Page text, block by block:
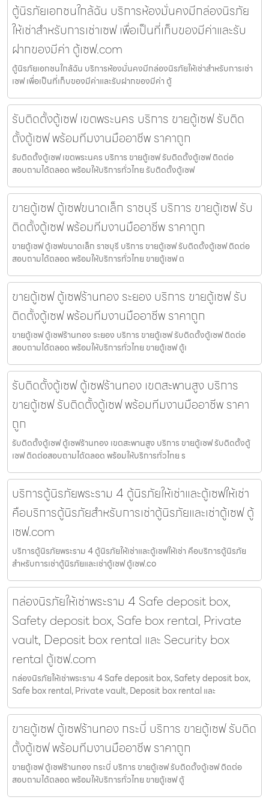
ตู้นิรภัยเอกชนใกล้ฉัน บริการห้องมั่นคงมีกล่องนิรภัย
ให้เช่าสำหรับการเช่าเซฟ เพื่อเป็นที่เก็บของมีค่าและรับ
ฝากของมีค่า ตู้เซฟ.com
ตู้นิรภัยเอกชนใกล้ฉัน บริการห้องมั่นคงมีกล่องนิรภัยให้เช่าสำหรับการเช่า
เซฟ เพื่อเป็นที่เก็บของมีค่าและรับฝากของมีค่า ตู้
รับติดตั้งตู้เซฟ เขตพระนคร บริการ ขายตู้เซฟ รับติด
ตั้งตู้เซฟ พร้อมทีมงานมืออาชีพ ราคาถูก
รับติดตั้งตู้เซฟ เขตพระนคร บริการ ขายตู้เซฟ รับติดตั้งตู้เซฟ ติดต่อ
สอบถามได้ตลอด พร้อมให้บริการทั่วไทย รับติดตั้งตู้เซฟ
ขายตู้เซฟ ตู้เซฟขนาดเล็ก ราชบุรี บริการ ขายตู้เซฟ รับ
ติดตั้งตู้เซฟ พร้อมทีมงานมืออาชีพ ราคาถูก
ขายตู้เซฟ ตู้เซฟขนาดเล็ก ราชบุรี บริการ ขายตู้เซฟ รับติดตั้งตู้เซฟ ติดต่อ
สอบถามได้ตลอด พร้อมให้บริการทั่วไทย ขายตู้เซฟ ต
ขายตู้เซฟ ตู้เซฟร้านทอง ระยอง บริการ ขายตู้เซฟ รับ
ติดตั้งตู้เซฟ พร้อมทีมงานมืออาชีพ ราคาถูก
ขายตู้เซฟ ตู้เซฟร้านทอง ระยอง บริการ ขายตู้เซฟ รับติดตั้งตู้เซฟ ติดต่อ
สอบถามได้ตลอด พร้อมให้บริการทั่วไทย ขายตู้เซฟ ตู้เ
รับติดตั้งตู้เซฟ ตู้เซฟร้านทอง เขตสะพานสูง บริการ
ขายตู้เซฟ รับติดตั้งตู้เซฟ พร้อมทีมงานมืออาชีพ ราคา
ถูก
รับติดตั้งตู้เซฟ ตู้เซฟร้านทอง เขตสะพานสูง บริการ ขายตู้เซฟ รับติดตั้งตู้
เซฟ ติดต่อสอบถามได้ตลอด พร้อมให้บริการทั่วไทย ร
บริการตู้นิรภัยพระราม 4 ตู้นิรภัยให้เช่าและตู้เซฟให้เช่า
คือบริการตู้นิรภัยสำหรับการเช่าตู้นิรภัยและเช่าตู้เซฟ ตู้
เซฟ.com
บริการตู้นิรภัยพระราม 4 ตู้นิรภัยให้เช่าและตู้เซฟให้เช่า คือบริการตู้นิรภัย
สำหรับการเช่าตู้นิรภัยและเช่าตู้เซฟ ตู้เซฟ.co
กล่องนิรภัยให้เช่าพระราม 4 Safe deposit box,
Safety deposit box, Safe box rental, Private
vault, Deposit box rental และ Security box
rental ตู้เซฟ.com
กล่องนิรภัยให้เช่าพระราม 4 Safe deposit box, Safety deposit box,
Safe box rental, Private vault, Deposit box rental และ
ขายตู้เซฟ ตู้เซฟร้านทอง กระบี่ บริการ ขายตู้เซฟ รับติด
ตั้งตู้เซฟ พร้อมทีมงานมืออาชีพ ราคาถูก
ขายตู้เซฟ ตู้เซฟร้านทอง กระบี่ บริการ ขายตู้เซฟ รับติดตั้งตู้เซฟ ติดต่อ
สอบถามได้ตลอด พร้อมให้บริการทั่วไทย ขายตู้เซฟ ตู้